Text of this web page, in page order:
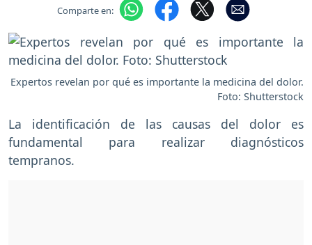
Comparte en:
Expertos revelan por qué es importante la medicina del dolor.
Foto: Shutterstock
La identificación de las causas del dolor es
fundamental para realizar diagnósticos
tempranos.